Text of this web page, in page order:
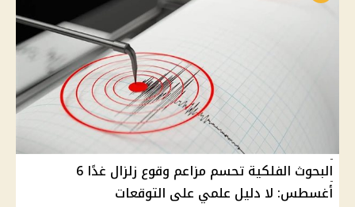
البحوث الفلكية تحسم مزاعم وقوع زلزال غدًا 6
أغسطس: لا دليل علمي على التوقعات